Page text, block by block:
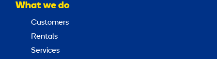
What we do
Customers
Rentals
Services